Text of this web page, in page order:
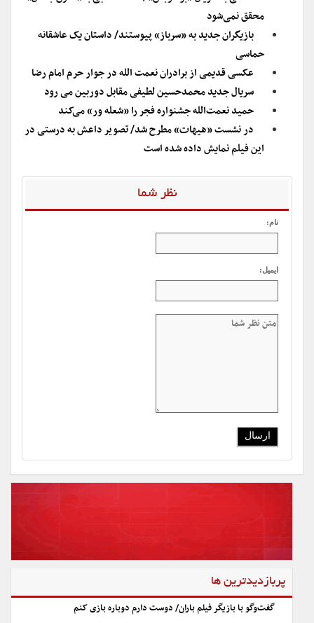
محقق نمی‌شود
بازیگران جدید به «سرباز» پیوستند/ داستان یک عاشقانه
حماسی
عکسی قدیمی از برادران نعمت الله در جوار حرم امام رضا
سریال جدید محمدحسین لطیفی مقابل دوربین می رود
حمید نعمت‌الله جشنواره فجر را «شعله ور» می‌کند
در نشست «هیهات» مطرح شد/ تصویر داعش به درستی در
این فیلم نمایش داده شده است
نظر شما
نام:
ایمیل:
پربازدیدترین ها
گفت‌وگو با بازیگر فیلم باران/ دوست دارم دوباره بازی کنم